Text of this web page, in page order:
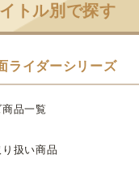
トル別で探す
ライダーシリーズ
品一覧
扱い商品